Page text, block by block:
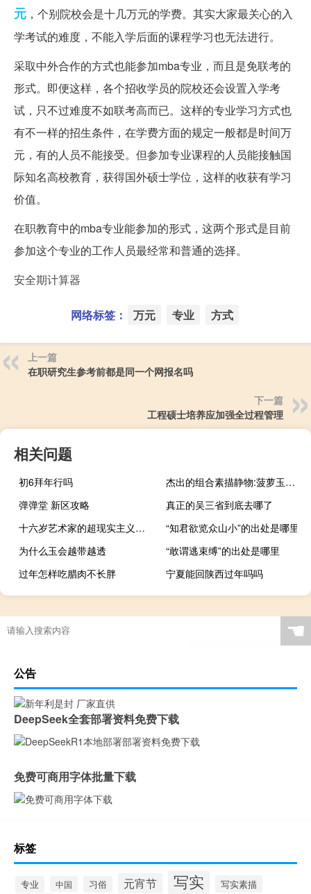
元 ，个别院校会是十几万元的学费。其实大家最关心的入
学考试的难度，不能入学后面的课程学习也无法进行。
采取中外合作的方式也能参加mba专业，而且是免联考的
形式。即便这样，各个招收学员的院校还会设置入学考
试，只不过难度不如联考高而已。这样的专业学习方式也
有不一样的招生条件，在学费方面的规定一般都是时间万
元，有的人员不能接受。但参加专业课程的人员能接触国
际知名高校教育，获得国外硕士学位，这样的收获有学习
价值。
在职教育中的mba专业能参加的形式，这两个形式是目前
参加这个专业的工作人员最经常和普通的选择。
安全期计算器
网络标签： 万元 专业 方式
上一篇
在职研究生参考前都是同一个网报名吗
下一篇
工程硕士培养应加强全过程管理
相关问题
初6拜年行吗
杰出的组合素描静物:菠萝玉米报纸玻璃器皿素描
弹弹堂 新区攻略
真正的吴三省到底去哪了
十六岁艺术家的超现实主义铅笔素描肖像
“知君欲览众山小”的出处是哪里
为什么玉会越带越透
“敢谓逃束缚”的出处是哪里
过年怎样吃腊肉不长胖
宁夏能回陕西过年吗吗
☚
公告
DeepSeek全套部署资料免费下载
免费可商用字体批量下载
标签
专业 中国 习俗 元宵节 写实 写实素描